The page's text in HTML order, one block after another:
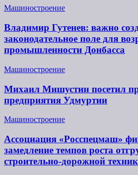
Машиностроение
Владимир Гутенев: важно
законодательное поле для
промышленности Донбасса
Машиностроение
Михаил Мишустин посетил
предприятия Удмуртии
Машиностроение
Ассоциация «Росспецмаш»
замедление темпов роста
строительно-дорожной